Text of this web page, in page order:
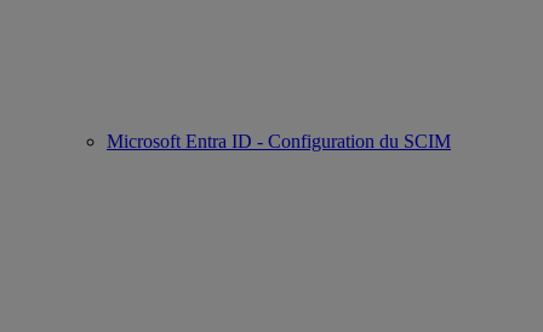
Microsoft Entra ID - Configuration du SCIM